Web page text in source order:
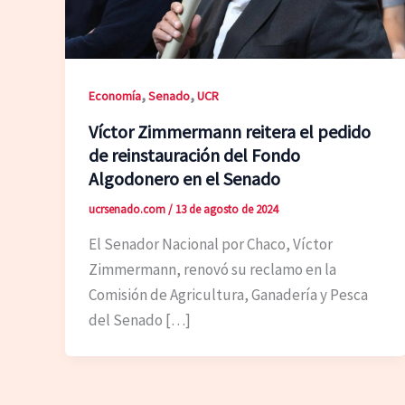
Economía,Senado,UCR
Víctor Zimmermann reitera el pedido
de reinstauración del Fondo
Algodonero en el Senado
ucrsenado.com/ 13 de agosto de 2024
El Senador Nacional por Chaco, Víctor
Zimmermann, renovó su reclamo en la
Comisión de Agricultura, Ganadería y Pesca
del Senado […]